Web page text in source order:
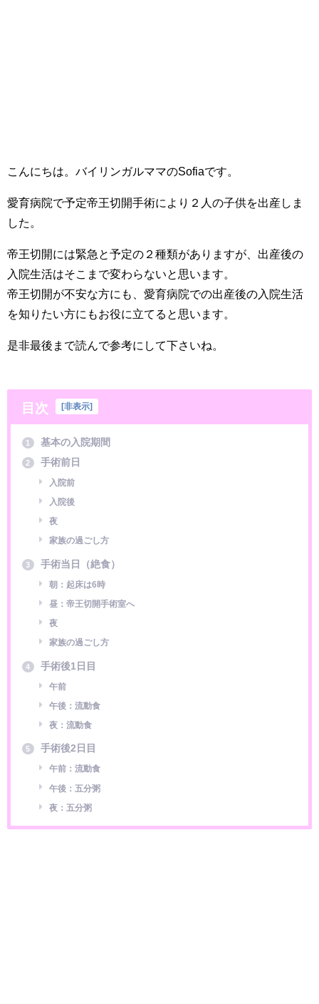
こんにちは。バイリンガルママのSofiaです。
愛育病院で予定帝王切開手術により２人の子供を出産しま
した。
帝王切開には緊急と予定の２種類がありますが、出産後の
入院生活はそこまで変わらないと思います。
帝王切開が不安な方にも、愛育病院での出産後の入院生活
を知りたい方にもお役に立てると思います。
是非最後まで読んで参考にして下さいね。
目次 非表示
1 基本の入院期間
2 手術前日
入院前
入院後
夜
家族の過ごし方
3 手術当日（絶食）
朝：起床は6時
昼：帝王切開手術室へ
夜
家族の過ごし方
4 手術後1日目
午前
午後：流動食
夜：流動食
5 手術後2日目
午前：流動食
午後：五分粥
夜：五分粥